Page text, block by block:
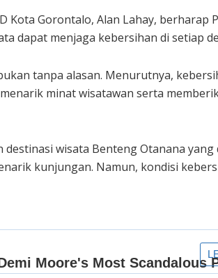
Kota Gorontalo, Alan Lahay, berharap
dapat menjaga kebersihan di setiap
tanpa alasan. Menurutnya,
minat wisatawan serta
wisata Benteng Otanana
kunjungan. Namun, kondisi